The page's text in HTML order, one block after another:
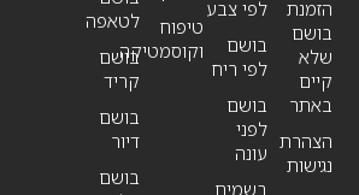
הזמנת
בושם
שלא
קיים
באתר
הצהרת
נגישות
טיפוח
וקוסמטיקה
לפי צבע
בושם
לפי ריח
בושם
לפני
עונה
בשמים
לטאפה
בושם
קריד
בושם
דיור
בושם